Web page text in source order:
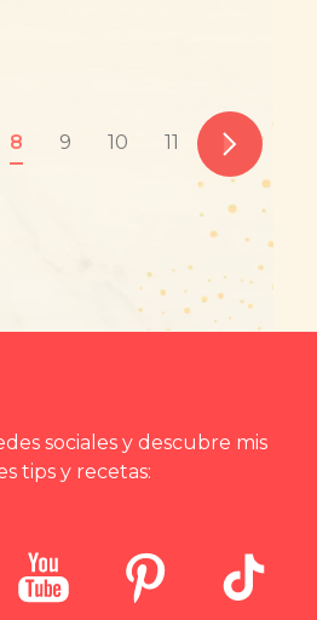
8 9 10 11
sociales y descubre mis
tips y recetas: